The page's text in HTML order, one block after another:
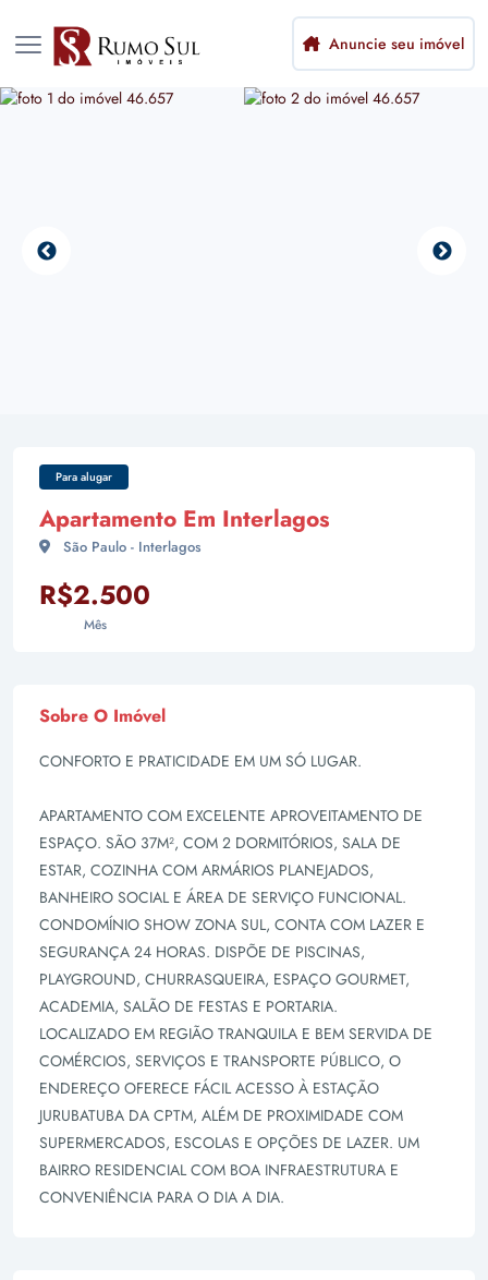
Anuncie seu imóvel
Para alugar
Apartamento Em Interlagos
São Paulo - Interlagos
R$2.500
Mês
Sobre O Imóvel
CONFORTO E PRATICIDADE EM UM SÓ LUGAR.
APARTAMENTO COM EXCELENTE APROVEITAMENTO DE
ESPAÇO. SÃO 37M², COM 2 DORMITÓRIOS, SALA DE
ESTAR, COZINHA COM ARMÁRIOS PLANEJADOS,
BANHEIRO SOCIAL E ÁREA DE SERVIÇO FUNCIONAL.
CONDOMÍNIO SHOW ZONA SUL, CONTA COM LAZER E
SEGURANÇA 24 HORAS. DISPÕE DE PISCINAS,
PLAYGROUND, CHURRASQUEIRA, ESPAÇO GOURMET,
ACADEMIA, SALÃO DE FESTAS E PORTARIA.
LOCALIZADO EM REGIÃO TRANQUILA E BEM SERVIDA DE
COMÉRCIOS, SERVIÇOS E TRANSPORTE PÚBLICO, O
ENDEREÇO OFERECE FÁCIL ACESSO À ESTAÇÃO
JURUBATUBA DA CPTM, ALÉM DE PROXIMIDADE COM
SUPERMERCADOS, ESCOLAS E OPÇÕES DE LAZER. UM
BAIRRO RESIDENCIAL COM BOA INFRAESTRUTURA E
CONVENIÊNCIA PARA O DIA A DIA.